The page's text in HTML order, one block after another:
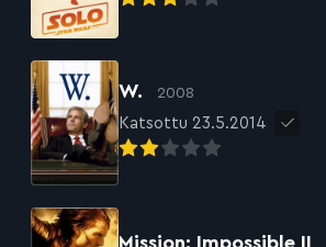
W. 2008
Katsottu 23.5.2014
Mission: Impossible II